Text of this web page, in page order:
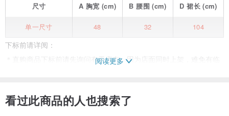
尺寸 A 胸宽 (cm) B 腰围 (cm) D裙长(cm)
单一尺寸 48 32 104
下标前请详阅：
＊直购商品下标前请先询问有无库存，因为店面同时上架，难免有临
＊本店贩售古着商品，乃具年代历史使用痕迹之商品货物，相关细节
阅读更多
看过此商品的人也搜索了